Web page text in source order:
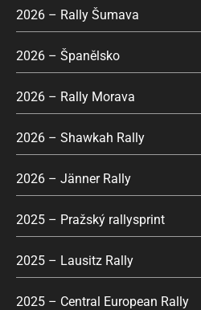
2026 – Rally Šumava
2026 – Španělsko
2026 – Rally Morava
2026 – Shawkah Rally
2026 – Jänner Rally
2025 – Pražský rallysprint
2025 – Lausitz Rally
2025 – Central European Rally